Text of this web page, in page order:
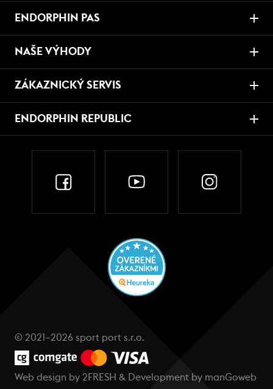
ENDORPHIN PAS
NAŠE VÝHODY
ZÁKAZNICKÝ SERVIS
ENDORPHIN REPUBLIC
© 2021–2026 sport port s.r.o.
Web design by 2FRESH & Development by manGoweb